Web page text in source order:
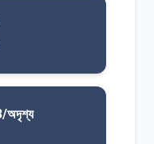
অদৃশ্য